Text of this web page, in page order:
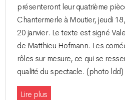
présenteront leur quatrième
Chantermerle à Moutier, jeudi
20 janvier. Le texte est signé
de Matthieu Hofmann. Les
rôles sur mesure, ce qui se
qualité du spectacle. (photo ldd)
Lire plus